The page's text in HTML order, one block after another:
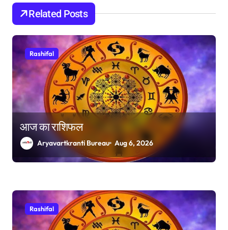
o
n
Related Posts
Rashifal
आज का राशिफल
Aryavartkranti Bureau Aug 6, 2026
Rashifal